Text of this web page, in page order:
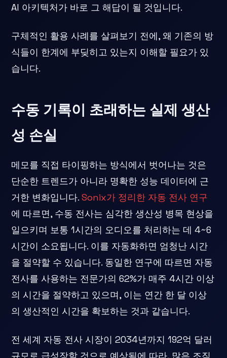
AI 아키텍처가 바로 그 해답이 될 것입니다.
구체적인 활용 사례를 살펴보기 전에, 왜 기존의 방
식들이 한계에 부딪히고 있는지 이해할 필요가 있
습니다.
수동 기록이 초래하는 실제 생산
성 손실
메모를 직접 타이핑하는 방식에서 벗어나는 것은
단순한 트렌드가 아니라 명확한 성능 데이터에 근
거한 변화입니다.Sonix가 정리한 자동 전사 연구
에 따르면, 수동 전사는 심각한 생산성 병목 현상을
일으키며 보통 1시간의 오디오를 처리하는 데 4~6
시간이 소요됩니다. 이를 자동화하면 엄청난 시간
을 절약할 수 있습니다. 동일한 연구에 따르면 자동
전사를 사용하는 전문가의 62%가 매주 4시간 이상
의 시간을 절약하고 있으며, 이는 연간 한 달 이상
의 생산적인 시간을 확보하는 것과 같습니다.
전 세계 자동 전사 시장이 2034년까지 192억 달러